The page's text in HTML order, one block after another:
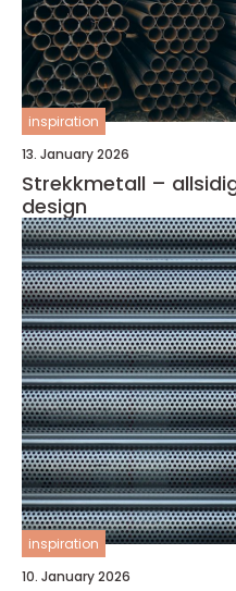
inspiration
13. January 2026
Strekkmetall –
design
inspiration
10. January 2026